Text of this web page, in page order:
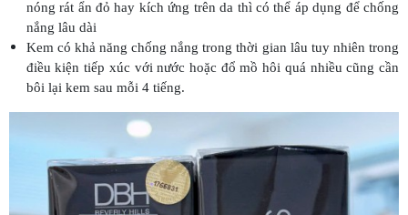
nóng rát ẩn đỏ hay kích ứng trên da thì có thể áp dụng để chống
nắng lâu dài
Kem có khả năng chống nắng trong thời gian lâu tuy nhiên trong
điều kiện tiếp xúc với nước hoặc đổ mồ hôi quá nhiều cũng cần
bôi lại kem sau mỗi 4 tiếng.